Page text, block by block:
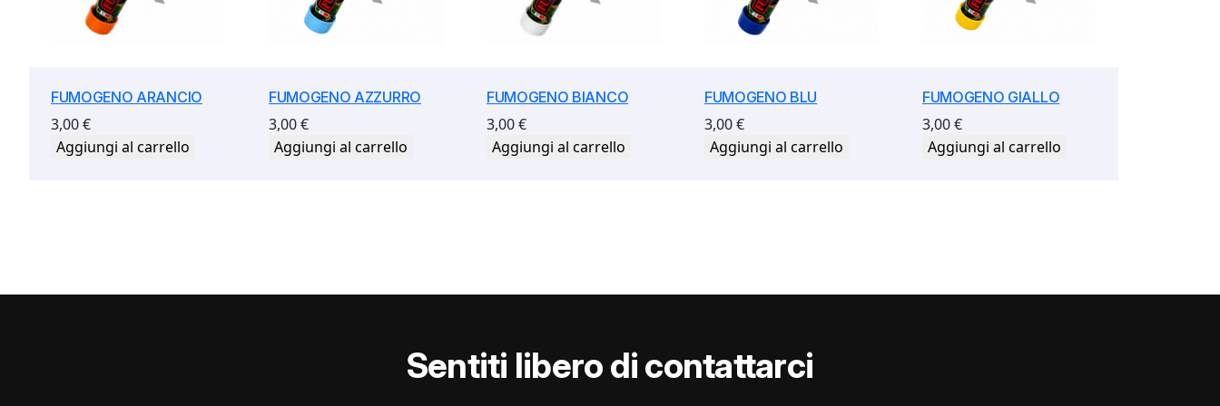
FUMOGENO ARANCIO
3,00€
Aggiungi al carrello
FUMOGENO AZZURRO
3,00€
Aggiungi al carrello
FUMOGENO BIANCO
3,00€
Aggiungi al carrello
FUMOGENO BLU
3,00€
Aggiungi al carrello
FUMOGENO GIALLO
3,00€
Aggiungi al carrello
Sentiti libero di contattarci